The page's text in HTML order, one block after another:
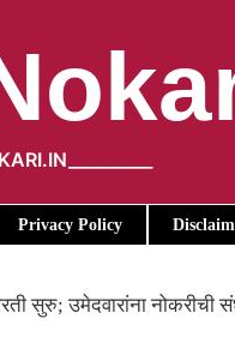
Privacy Policy
सुरु; उमेदवारांना नोकरीची